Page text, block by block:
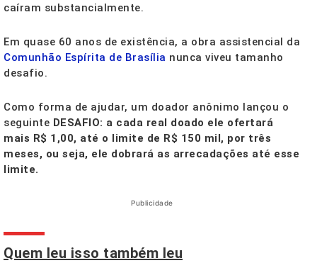
caíram substancialmente.
Em quase 60 anos de existência, a obra assistencial da
Comunhão Espírita de Brasília nunca viveu tamanho
desafio.
Como forma de ajudar, um doador anônimo lançou o
seguinte DESAFIO: a cada real doado ele ofertará
mais R$ 1,00, até o limite de R$ 150 mil, por três
meses, ou seja, ele dobrará as arrecadações até esse
limite.
Publicidade
Quem leu isso também leu